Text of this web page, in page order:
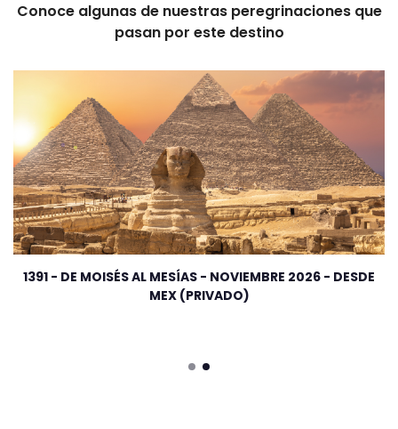
Conoce algunas de nuestras peregrinaciones que
pasan por este destino
1391 - DE MOISÉS AL MESÍAS - NOVIEMBRE 2026 - DESDE
MEX (PRIVADO)